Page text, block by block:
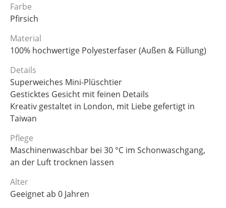
Farbe
Pfirsich
Material
100% hochwertige Polyesterfaser (Außen & Füllung)
Details
Superweiches Mini-Plüschtier
Gesticktes Gesicht mit feinen Details
Kreativ gestaltet in London, mit Liebe gefertigt in
Taiwan
Pflege
Maschinenwaschbar bei 30 °C im Schonwaschgang,
an der Luft trocknen lassen
Alter
Geeignet ab 0 Jahren